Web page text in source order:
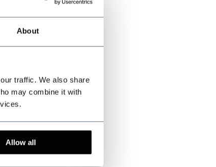
About
traffic. We also share
may combine it with
Allow all